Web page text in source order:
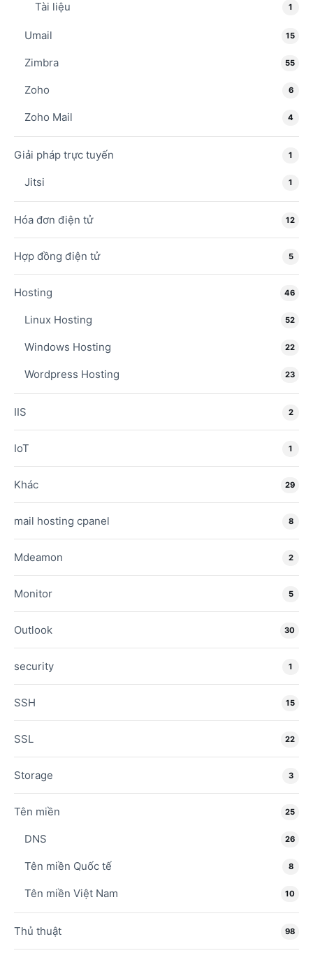
Tài liệu 1
Umail 15
Zimbra 55
Zoho 6
Zoho Mail 4
Giải pháp trực tuyến 1
Jitsi 1
Hóa đơn điện tử 12
Hợp đồng điện tử 5
Hosting 46
Linux Hosting 52
Windows Hosting 22
Wordpress Hosting 23
IIS 2
IoT 1
Khác 29
mail hosting cpanel 8
Mdeamon 2
Monitor 5
Outlook 30
security 1
SSH 15
SSL 22
Storage 3
Tên miền 25
DNS 26
Tên miền Quốc tế 8
Tên miền Việt Nam 10
Thủ thuật 98